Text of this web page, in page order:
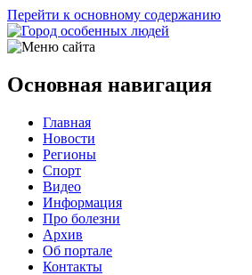
Перейти к основному содержанию
Основная навигация
Главная
Новости
Регионы
Спорт
Видео
Информация
Про болезни
Архив
Об портале
Контакты